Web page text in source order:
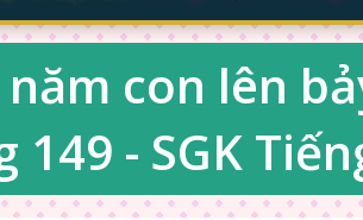
con lên
149 - SGK